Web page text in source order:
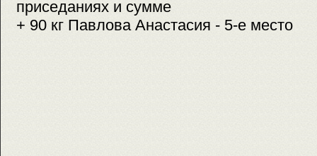
приседаниях и сумме
+ 90 кг Павлова Анастасия - 5-е место